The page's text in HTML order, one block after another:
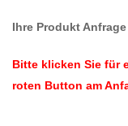
Ihre Produkt
Bitte klicken Sie für
roten Button am